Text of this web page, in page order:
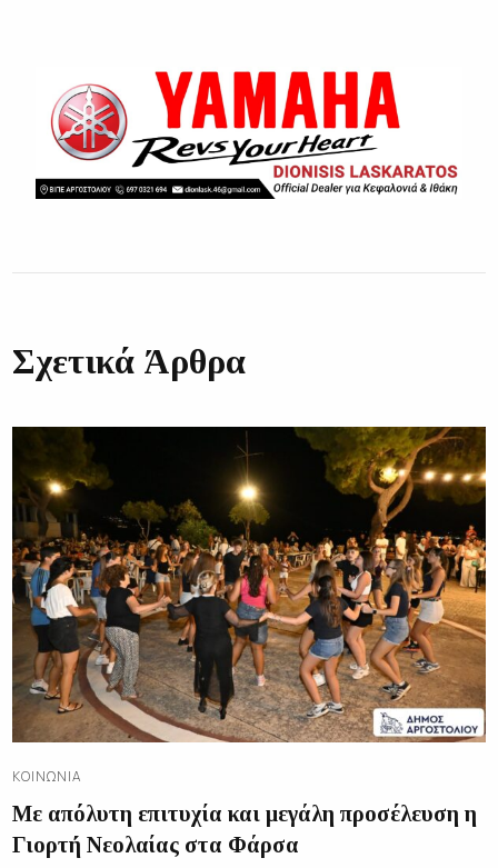
Σχετικά Άρθρα
ΚΟΙΝΩΝΊΑ
Με απόλυτη επιτυχία και μεγάλη προσέλευση η
Γιορτή Νεολαίας στα Φάρσα